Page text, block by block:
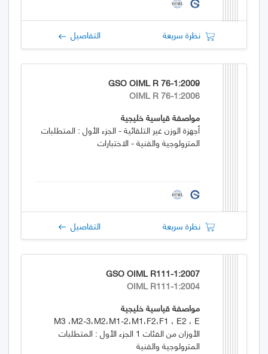
نظرة سريعة التفاصيل
GSO OIML R 76-1:2009
OIML R 76-1:2006
مواصفة قياسية خليجية
أجهزة الوزن غير التلقائية - الجزء الأول : المتطلبات
المترولوجية والفنية - الاختبارات
نظرة سريعة التفاصيل
GSO OIML R111-1:2007
OIML R111-1:2004
مواصفة قياسية خليجية
M3 ،M2-3،M2،M1-2،M1،F2،F1 ، E2 ، E
الأوزان من الفئات 1 الجزء الأول : المتطلبات
المترولوجية والفنية